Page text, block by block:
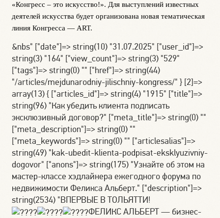
«Конгресс – это искусство!». Для выступлений известных
деятелей искусства будет организована новая тематическая
линия Конгресса — ART.
&nbs" ["date"]=> string(10) "31.07.2025" ["user_id"]=>
string(3) "164" ["view_count"]=> string(3) "529"
["tags"]=> string(0) "" ["href"]=> string(44)
"/articles/mejdunarodniy-jilischniy-kongress/" } [2]=>
array(13) { ["articles_id"]=> string(4) "1915" ["title"]=>
string(96) "Как убедить клиента подписать
эксклюзивный договор?" ["meta_title"]=> string(0) ""
["meta_description"]=> string(0) ""
["meta_keywords"]=> string(0) "" ["articlesalias"]=>
string(49) "kak-ubedit-klienta-podpisat-eksklyuzivniy-
dogovor" ["anons"]=> string(175) "Узнайте об этом на
мастер-классе хэдлайнера ежегодного форума по
недвижимости Феликса Альберт." ["description"]=>
string(2534) "ВПЕРВЫЕ В ТОЛЬЯТТИ!
ФЕЛИКС АЛЬБЕРТ — бизнес-